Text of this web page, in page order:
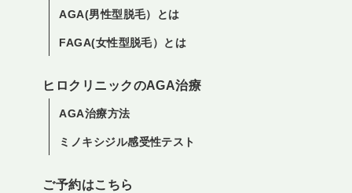
AGA(男性型脱毛）とは
FAGA(女性型脱毛）とは
ヒロクリニックのAGA治療
AGA治療方法
ミノキシジル感受性テスト
ご予約はこちら